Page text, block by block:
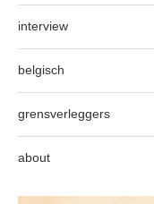
interview
belgisch
grensverleggers
about